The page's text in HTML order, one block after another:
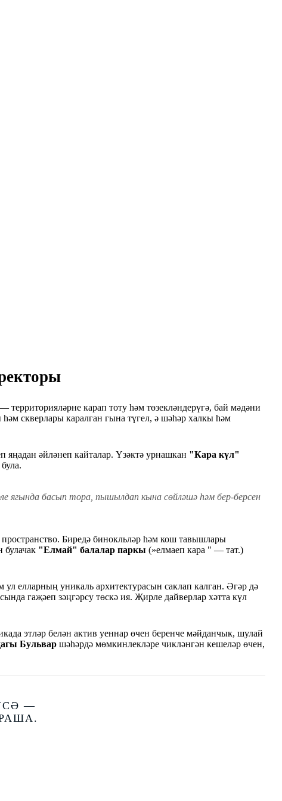
карап тоту һәм төзекләндерүгә, бай мәдәни
скверлары каралган гына түгел, ә шәһәр халкы һәм
әйләнеп кайталар. Үзәктә урнашкан "Кара күл"
ягында басып тора, пышылдап кына сөйләшә һәм бер-берсен
Биредә бинокльләр һәм кош тавышлары
"Елмай" балалар паркы (»елмаеп кара " — тат.)
елларның уникаль архитектурасын саклап калган. Әгәр дә
гаҗәеп зәңгәрсу төскә ия. Җирле дайверлар хәтта күл
этләр белән актив уеннар өчен беренче мәйданчык, шулай
Бульвар шәһәрдә мөмкинлекләре чикләнгән кешеләр өчен,
—